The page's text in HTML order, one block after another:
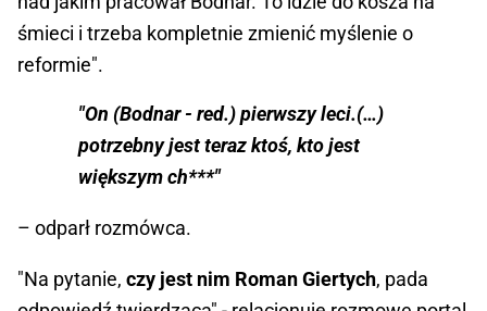
śmieci i trzeba kompletnie zmienić myślenie o
reformie".
"On (Bodnar - red.) pierwszy leci.(…)
potrzebny jest teraz ktoś, kto jest
większym ch***"
– odparł rozmówca.
"Na pytanie, czy jest nim Roman Giertych, pada